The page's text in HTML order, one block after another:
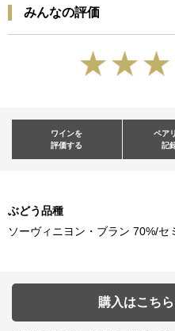
みんなの評価
ワインを
評価する
ペア
記
ぶどう品種
ソーヴィニヨン・ブラン 70%/セ
購入はこち